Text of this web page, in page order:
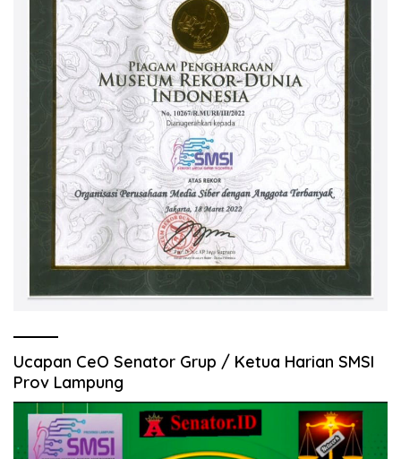
Ucapan CeO Senator Grup / Ketua Harian SMSI
Prov Lampung